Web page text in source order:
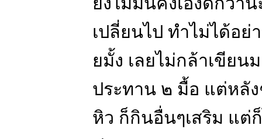
เปลี่ยนไป ทำไม่ได้อย่
ยมั้ง เลยไม่กล้าเขีย
ประทาน ๒ มื้อ แต่หลั
หิว ก็กินอื่นๆเสริม แต่